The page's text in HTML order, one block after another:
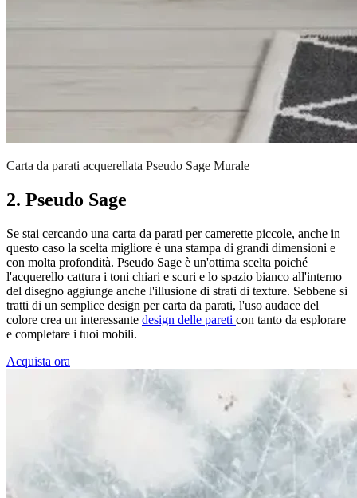
Carta da parati acquerellata Pseudo Sage Murale
2. Pseudo Sage
Se stai cercando una carta da parati per camerette piccole, anche in
questo caso la scelta migliore è una stampa di grandi dimensioni e
con molta profondità. Pseudo Sage è un'ottima scelta poiché
l'acquerello cattura i toni chiari e scuri e lo spazio bianco all'interno
del disegno aggiunge anche l'illusione di strati di texture. Sebbene si
tratti di un semplice design per carta da parati, l'uso audace del
colore crea un interessante design delle pareti con tanto da esplorare
e completare i tuoi mobili.
Acquista ora